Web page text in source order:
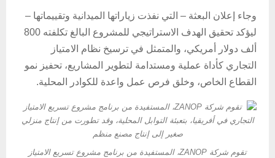
وجاء إعلان البعثة – التي نفذت زياراتها الميدانية وتقييماتها –
ليؤكد تحقيق الهدف الاستراتيجي للمشروع البالغ تكلفته 800
ألف دولار أمريكي، والمتمثل في ترسيخ نظام الامتياز
التجاري كأداة عملية ومستدامة لتطوير المشاريع، تحفيز نمو
القطاع الخاص، وخلق فرص عمل واعدة للكوادر المحلية.
تقوم شركة ZANOP، المستفيدة من برنامج مشروع تسريع الامتياز